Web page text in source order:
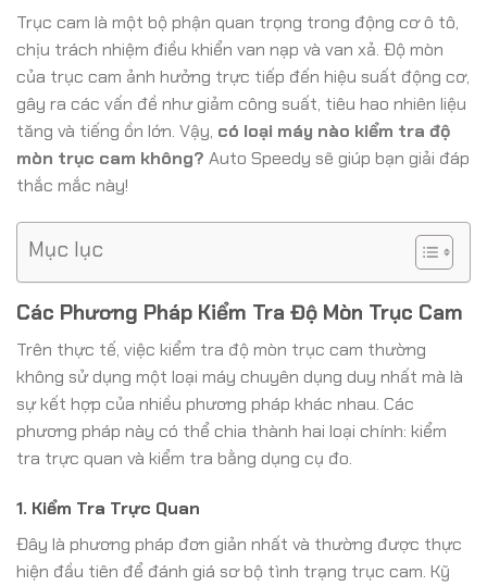
Trục cam là một bộ phận quan trọng trong động cơ ô tô,
chịu trách nhiệm điều khiển van nạp và van xả. Độ mòn
của trục cam ảnh hưởng trực tiếp đến hiệu suất động cơ,
gây ra các vấn đề như giảm công suất, tiêu hao nhiên liệu
tăng và tiếng ồn lớn. Vậy, có loại máy nào kiểm tra độ
mòn trục cam không? Auto Speedy sẽ giúp bạn giải đáp
thắc mắc này!
Mục lục
Các Phương Pháp Kiểm Tra Độ Mòn Trục Cam
Trên thực tế, việc kiểm tra độ mòn trục cam thường
không sử dụng một loại máy chuyên dụng duy nhất mà là
sự kết hợp của nhiều phương pháp khác nhau. Các
phương pháp này có thể chia thành hai loại chính: kiểm
tra trực quan và kiểm tra bằng dụng cụ đo.
1. Kiểm Tra Trực Quan
Đây là phương pháp đơn giản nhất và thường được thực
hiện đầu tiên để đánh giá sơ bộ tình trạng trục cam. Kỹ